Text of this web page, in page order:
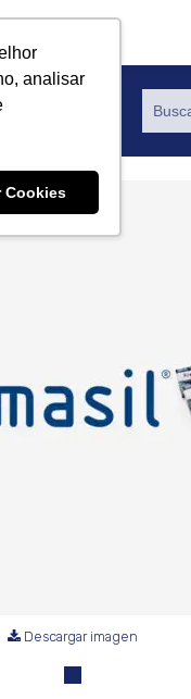
analisar
Cookies
Descargar imagen